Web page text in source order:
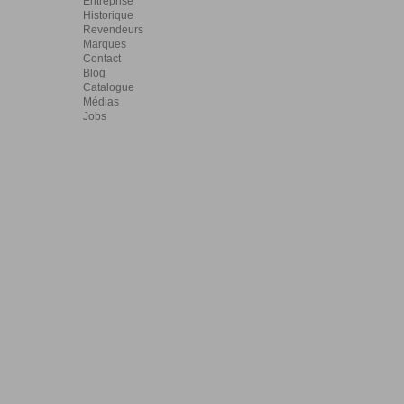
Historique
Revendeurs
Marques
Contact
Blog
Catalogue
Médias
Jobs